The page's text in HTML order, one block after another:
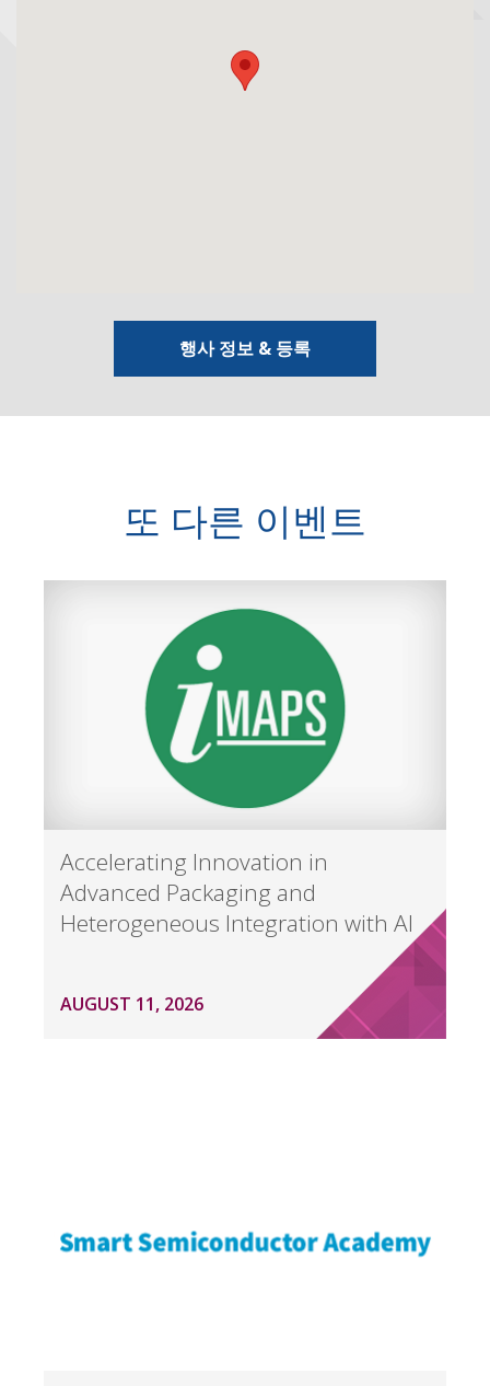
행사 정보 & 등록
또 다른 이벤트
Accelerating Innovation in
Advanced Packaging and
Heterogeneous Integration with AI
AUGUST 11, 2026